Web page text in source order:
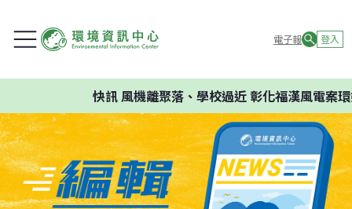
電子報 登入
快訊風機離聚落、學校過近 彰化福漢風電案環